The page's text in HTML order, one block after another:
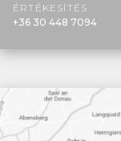
ÉRTÉKESÍTÉS
+36 30 448 7094